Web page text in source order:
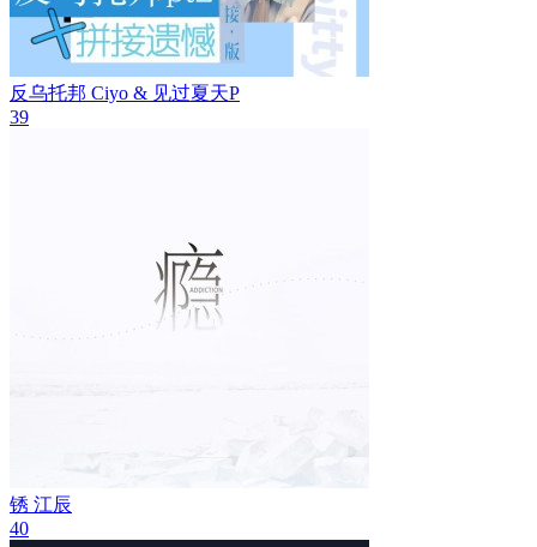
反乌托邦 Ciyo & 见过夏天P
39
锈 江辰
40